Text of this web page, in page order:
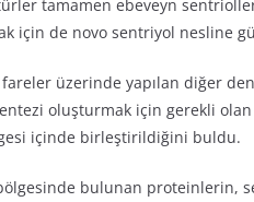
tamamen ebeveyn
için de novo sentriyol nesline
fareler üzerinde yapılan diğer
oluşturmak için gerekli
içinde birleştirildiğini buldu.
bulunan proteinlerin,